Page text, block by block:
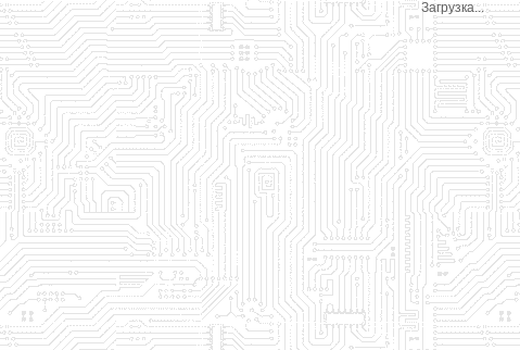
Загрузка...